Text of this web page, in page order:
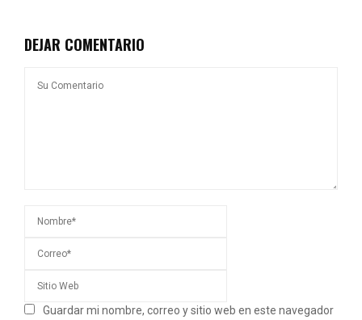
DEJAR COMENTARIO
Guardar mi nombre, correo y sitio web en este navegador